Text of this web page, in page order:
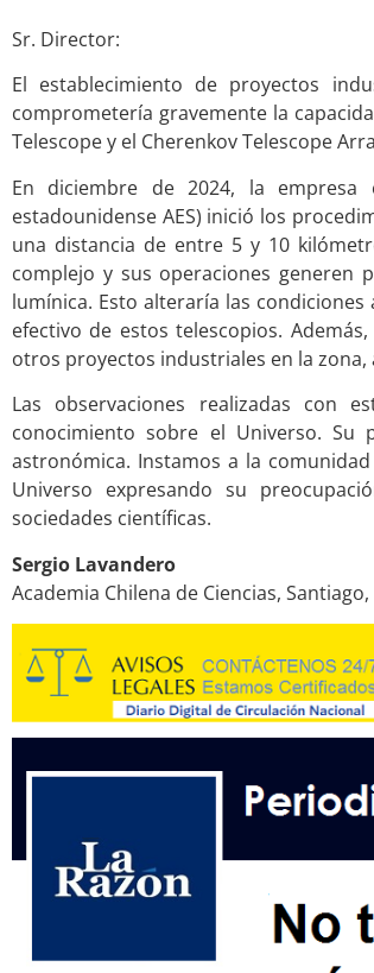
Sr. Director:
El establecimiento de proyectos
comprometería gravemente la
Telescope y el Cherenkov Telescope
En diciembre de 2024, la empresa
estadounidense AES) inició los
una distancia de entre 5 y 10
complejo y sus operaciones generen
lumínica. Esto alteraría las
efectivo de estos telescopios.
otros proyectos industriales en la
Las observaciones realizadas con
conocimiento sobre el Universo. Su
astronómica. Instamos a la
Universo expresando su
sociedades científicas.
Sergio Lavandero
Academia Chilena de Ciencias, Santiago,